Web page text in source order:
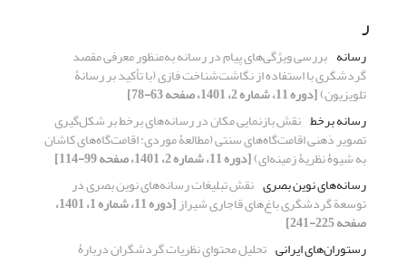
ر
رسانه بررسی ویژگی‌های پیام در رسانه به‌منظور معرفی مقصد
گردشگری با استفاده از نگاشت‌شناخت فازی (با تأکید بر رسانۀ
تلویزیون)[دوره 11، شماره 2، 1401، صفحه 63-78]
رسانه برخط نقش بازنمایی مکان در رسانه‌های برخط بر شکل‌گیری
تصویر ذهنی اقامت‌گاه‌های سنتی (مطالعۀ موردی: اقامت‌گاه‌های کاشان
به شیوۀ نظریۀ زمینه‌ای)[دوره 11، شماره 2، 1401، صفحه 99-114]
رسانه‌های نوین بصری نقش تبلیغات رسانه‌های نوین بصری در
توسعة گردشگری باغ‌های قاجاری شیراز [دوره 11، شماره 1، 1401،
صفحه 225-241]
رستوران‌های ایرانی تحلیل محتوای نظریات گردشگران دربارۀ